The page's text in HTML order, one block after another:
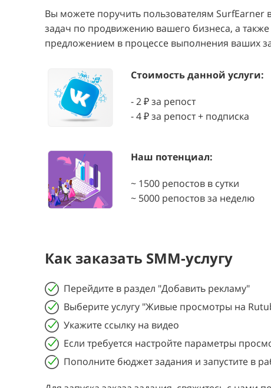
Вы можете поручить пользователям
задач по продвижению вашего бизнеса, а
предложением в процессе выполнения ваших
Стоимость данной услуги:
- 2 ₽ за репост
- 4 ₽ за репост + подписка
Наш потенциал:
~ 1500 репостов в сутки
~ 5000 репостов за неделю
Как заказать SMM-услугу
Перейдите в раздел "Добавить рекламу"
Выберите услугу "Живые просмотры на
Укажите ссылку на видео
Если требуется настройте параметры
Пополните бюджет задания и запустите в